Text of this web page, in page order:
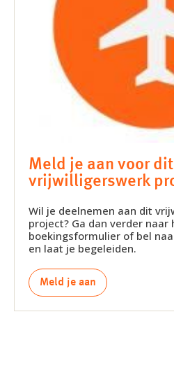
Meld je aan voor dit
vrijwilligerswerk
Wil je deelnemen aan dit
project? Ga dan verder naar
boekingsformulier of bel
en laat je begeleiden.
Meld je aan